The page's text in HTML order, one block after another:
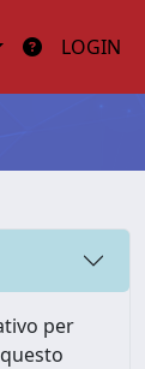
LOGIN
per